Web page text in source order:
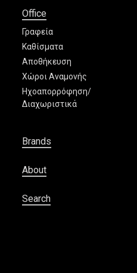
Office
Γραφεία
Καθίσματα
Αποθήκευση
Χώροι Αναμονής
Ηχοαπορρόφηση/
Διαχωριστικά
Brands
About
Search